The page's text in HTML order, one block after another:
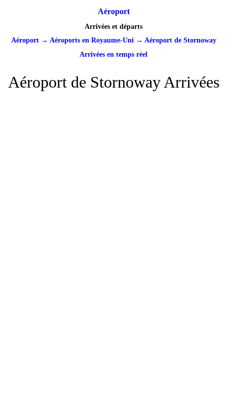
Aéroport
Arrivées et départs
Aéroport→ Aéroports en Royaume-Uni→ Aéroport de Stornoway
Arrivées en temps réel
Aéroport de Stornoway Arrivées